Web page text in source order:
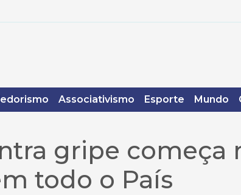
Associativismo Esporte Mundo
gripe começa
todo o País